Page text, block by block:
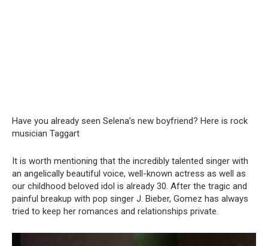
Have you already seen Selena’s new boyfriend? Here is rock
musician Taggart
It is worth mentioning that the incredibly talented singer with
an angelically beautiful voice, well-known actress as well as
our childhood beloved idol is already 30. After the tragic and
painful breakup with pop singer J. Bieber, Gomez has always
tried to keep her romances and relationships private.